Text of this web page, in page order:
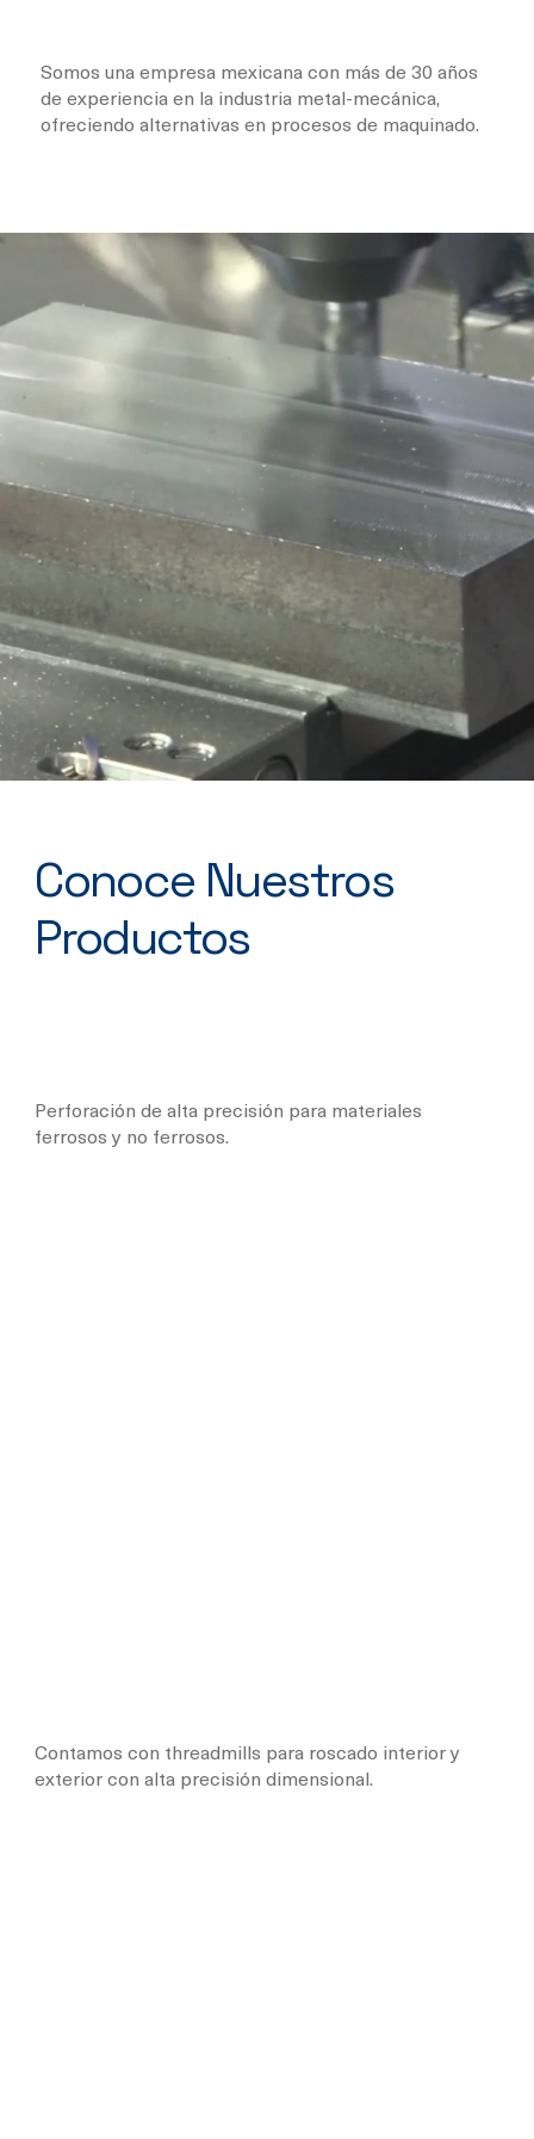
Somos una empresa mexicana con más de 30 años
de experiencia en la industria metal-mecánica,
ofreciendo alternativas en procesos de maquinado.
Conoce Nuestros
Productos
Perforación de alta precisión para materiales
ferrosos y no ferrosos.
Contamos con threadmills para roscado interior y
exterior con alta precisión dimensional.